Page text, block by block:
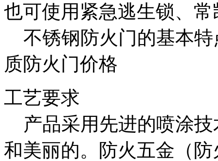
也可使用紧急逃生锁、
不锈钢防火门的基本特
质防火门价格
工艺要求
产品采用先进的喷涂技
和美丽的。防火五金（